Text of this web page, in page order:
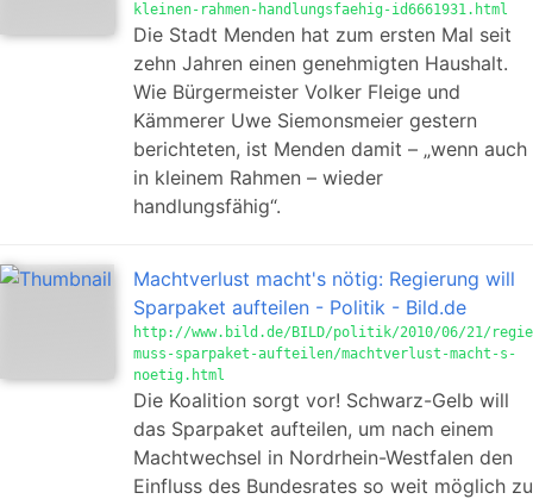
kleinen-rahmen-handlungsfaehig-id6661931.html
Die Stadt Menden hat zum ersten Mal seit
zehn Jahren einen genehmigten Haushalt.
Wie Bürgermeister Volker Fleige und
Kämmerer Uwe Siemonsmeier gestern
berichteten, ist Menden damit – „wenn auch
in kleinem Rahmen – wieder
handlungsfähig“.
Machtverlust macht's nötig: Regierung will
Sparpaket aufteilen - Politik - Bild.de
http://www.bild.de/BILD/politik/2010/06/21/
muss-sparpaket-aufteilen/machtverlust-macht-s-
noetig.html
Die Koalition sorgt vor! Schwarz-Gelb will
das Sparpaket aufteilen, um nach einem
Machtwechsel in Nordrhein-Westfalen den
Einfluss des Bundesrates so weit möglich zu